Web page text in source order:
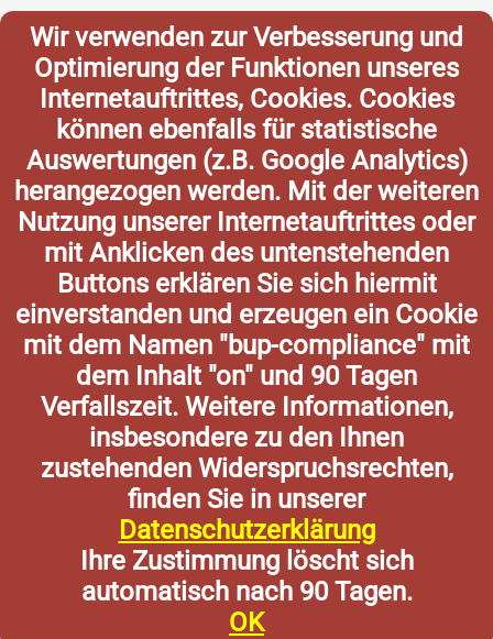
Wir verwenden zur Verbesserung und
Optimierung der Funktionen unseres
Internetauftrittes, Cookies. Cookies
können ebenfalls für statistische
Auswertungen (z.B. Google Analytics)
herangezogen werden. Mit der weiteren
Nutzung unserer Internetauftrittes oder
mit Anklicken des untenstehenden
Buttons erklären Sie sich hiermit
einverstanden und erzeugen ein Cookie
mit dem Namen "bup-compliance" mit
dem Inhalt "on" und 90 Tagen
Verfallszeit. Weitere Informationen,
insbesondere zu den Ihnen
zustehenden Widerspruchsrechten,
finden Sie in unserer
Datenschutzerklärung
Ihre Zustimmung löscht sich
automatisch nach 90 Tagen.
OK